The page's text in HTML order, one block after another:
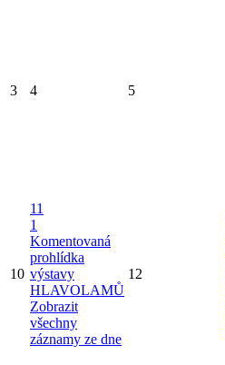
3 4 5
10
11
1
Komentovaná
prohlídka
výstavy
HLAVOLAMŮ
Zobrazit
všechny
záznamy ze dne
12